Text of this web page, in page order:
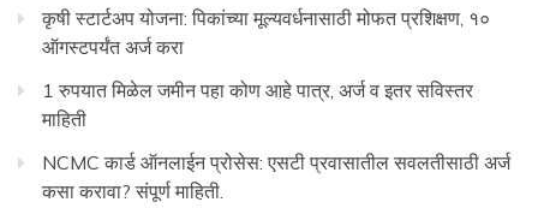
कृषी स्टार्टअप योजना: पिकांच्या मूल्यवर्धनासाठी मोफत प्रशिक्षण, १०
ऑगस्टपर्यंत अर्ज करा
1 रुपयात मिळेल जमीन पहा कोण आहे पात्र, अर्ज व इतर सविस्तर
माहिती
NCMC कार्ड ऑनलाईन प्रोसेस: एसटी प्रवासातील सवलतीसाठी अर्ज
कसा करावा? संपूर्ण माहिती.